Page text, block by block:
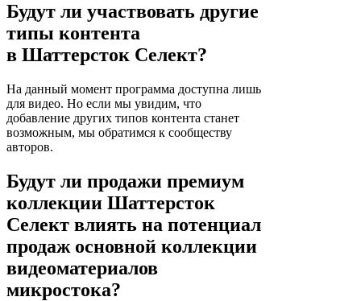
Будут ли участвовать другие
типы контента
в Шаттерсток Селект?
На данный момент программа доступна лишь
для видео. Но если мы увидим, что
добавление других типов контента станет
возможным, мы обратимся к сообществу
авторов.
Будут ли продажи премиум
коллекции Шаттерсток
Селект влиять на потенциал
продаж основной коллекции
видеоматериалов
микростока?